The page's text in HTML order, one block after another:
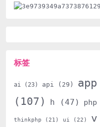
标签
ai (23) api (29) app
(107)
h (47) php
thinkphp (21) ui (22) v